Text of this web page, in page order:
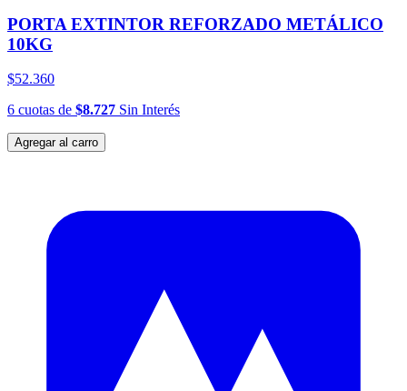
PORTA EXTINTOR REFORZADO METÁLICO
10KG
$52.360
6 cuotas de $8.727 Sin Interés
Agregar al carro